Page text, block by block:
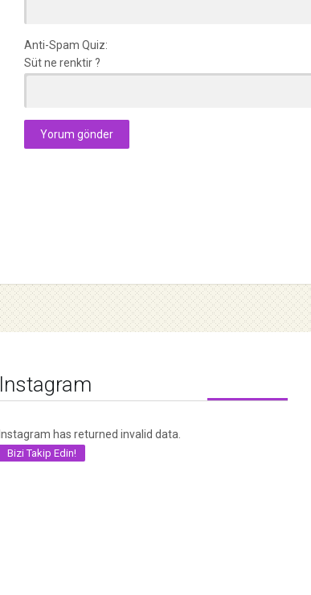
Anti-Spam Quiz:
Süt ne renktir ?
Instagram
Instagram has returned invalid data.
Bizi Takip Edin!